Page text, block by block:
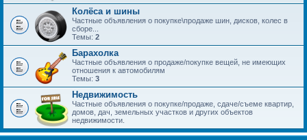
Колёса и шины
Частные объявления о покупке\продаже шин, дисков, колес в
сборе...
Темы: 2
Барахолка
Частные объявления о продаже/покупке вещей, не имеющих
отношения к автомобилям
Темы: 3
Недвижимость
Частные объявления о покупке/продаже, сдаче/съеме квартир,
домов, дач, земельных участков и других объектов
недвижимости.